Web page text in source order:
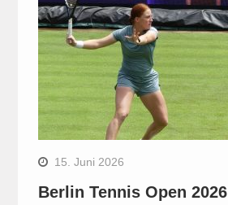
15. Juni 2026
Berlin Tennis Open 2026